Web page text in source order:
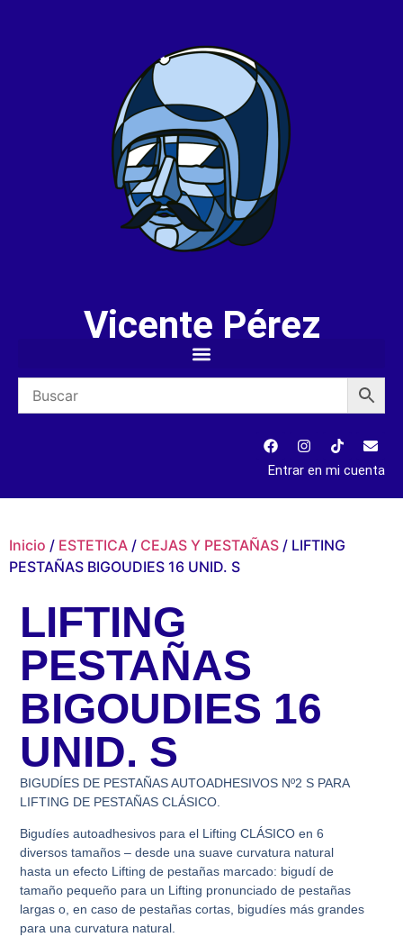
Vicente Pérez
Entrar en mi cuenta
Inicio / ESTETICA / CEJAS Y PESTAÑAS / LIFTING
PESTAÑAS BIGOUDIES 16 UNID. S
LIFTING
PESTAÑAS
BIGOUDIES 16
UNID. S
BIGUDÍES DE PESTAÑAS AUTOADHESIVOS Nº2 S PARA
LIFTING DE PESTAÑAS CLÁSICO.
Bigudíes autoadhesivos para el Lifting CLÁSICO en 6
diversos tamaños – desde una suave curvatura natural
hasta un efecto Lifting de pestañas marcado: bigudí de
tamaño pequeño para un Lifting pronunciado de pestañas
largas o, en caso de pestañas cortas, bigudíes más grandes
para una curvatura natural.